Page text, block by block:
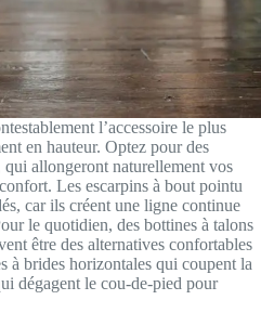
l’accessoire le plus
en hauteur. Optez pour des
allongeront naturellement vos
Les escarpins à bout pointu
car ils créent une ligne continue
le quotidien, des bottines à talons
être des alternatives confortables
à brides horizontales qui coupent la
dégagent le cou-de-pied pour